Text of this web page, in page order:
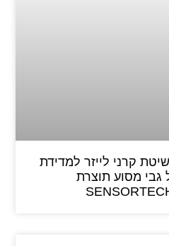
קרני לייזר למדידת
גבי מסוע תוצרת